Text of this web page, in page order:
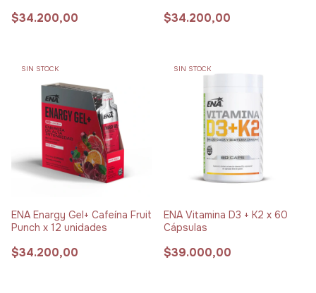
$34.200,00 $34.200,00
SIN STOCK
ENA Enargy Gel+ Cafeína Fruit
Punch x 12 unidades
$34.200,00
SIN STOCK
ENA Vitamina D3 + K2 x 60
Cápsulas
$39.000,00